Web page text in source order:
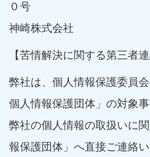
０号
神崎株式会社
【苦情解決に関する第三者
弊社は、個人情報保護委員
個人情報保護団体」の対象事
弊社の個人情報の取扱いに
報保護団体」へ直接ご連絡